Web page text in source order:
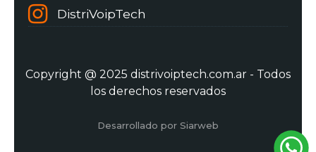
DistriVoipTech
Copyright @ 2025 distrivoiptech.com.ar - Todos
los derechos reservados
Desarrollado por Siarweb